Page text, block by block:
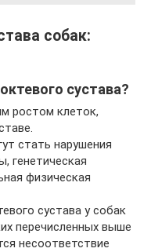
собак:
сустава?
ростом клеток,
стать нарушения
генетическая
физическая
сустава у собак
перечисленных выше
несоответствие